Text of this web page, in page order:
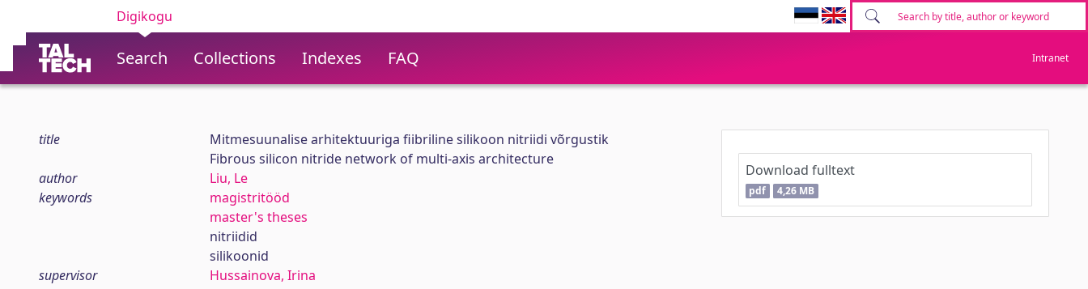
Digikogu
Search Collections Indexes FAQ Intranet
title
Mitmesuunalise arhitektuuriga fiibriline silikoon nitriidi võrgustik
Fibrous silicon nitride network of multi-axis architecture
author
Liu, Le
keywords
magistritööd
master's theses
nitriidid
silikoonid
supervisor
Hussainova, Irina
Download fulltext
pdf 4,26 MB